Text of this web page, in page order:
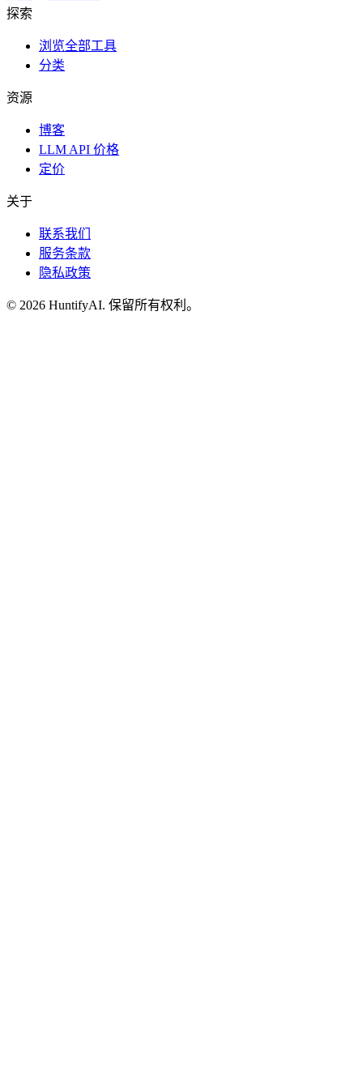
探索
浏览全部工具
分类
资源
博客
LLM API 价格
定价
关于
联系我们
服务条款
隐私政策
© 2026 HuntifyAI. 保留所有权利。